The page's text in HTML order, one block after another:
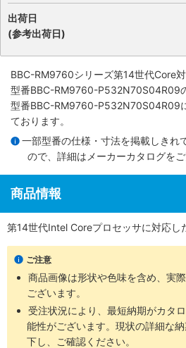
出荷日
(参考出荷日)
BBC-RM9760シリーズ第14世代Core
型番BBC-RM9760-P532N70S04R09
型番BBC-RM9760-P532N70S04R09
ております。
一部型番の仕様・寸法を掲載しきれ
ので、詳細は メーカーカタログを
商品情報
第14世代Intel Coreプロセッサに対応し
ご注意
商品画像は形状や色味を含め、実
ございます。
受注状況により、最短納期がカタ
能性がございます。現状の詳細な
下し、ご確認ください。